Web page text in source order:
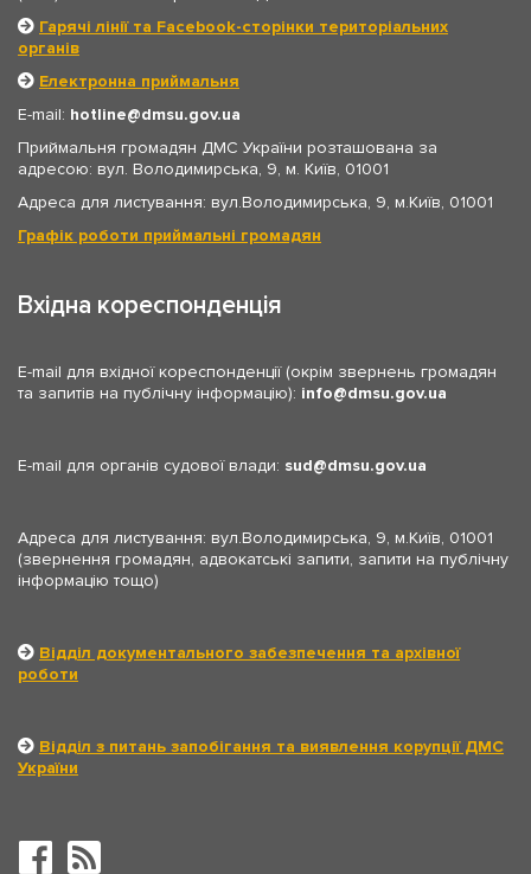
Гарячі лінії та Facebook-сторінки територіальних
органів
Електронна приймальня
E-mail: hotline
dmsu.gov.ua
Приймальня громадян ДМС України розташована за
адресою: вул. Володимирська, 9, м. Київ, 01001
Адреса для листування: вул.Володимирська, 9, м.Київ, 01001
Графік роботи приймальні громадян
Вхідна кореспонденція
E-mail для вхідної кореспонденції (окрім звернень громадян
та запитів на публічну інформацію): info dmsu.gov.ua
E-mail для органів судової влади: sud dmsu.gov.ua
Адреса для листування: вул.Володимирська, 9, м.Київ, 01001
(звернення громадян, адвокатські запити, запити на публічну
інформацію тощо)
Відділ документального забезпечення та архівної
роботи
Відділ з питань запобігання та виявлення корупції ДМС
України